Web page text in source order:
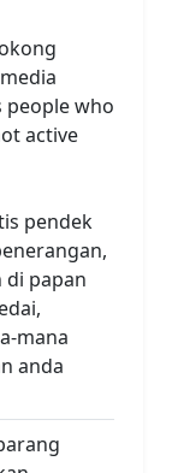
people who
active
pendek
di papan
mana
anda